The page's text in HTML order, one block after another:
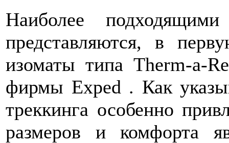
Наиболее
представляются, в
изоматы типа Therm-a-
фирмы Exped . Как
треккинга особенно
размеров и комфорта